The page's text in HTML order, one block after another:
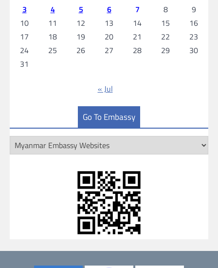
3
4 5 6 7 8
9
10
11 12 13 14 15
16
17
18 19 20 21 22
23
24
25 26 27 28 29
30
31
« Jul
Go To Embassy